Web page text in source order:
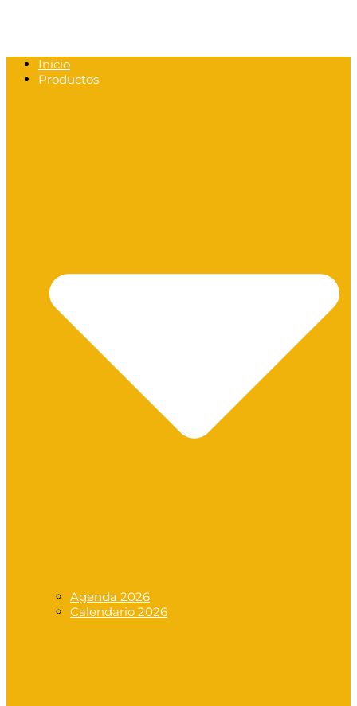
Inicio
Productos
Agenda 2026
Calendario 2026